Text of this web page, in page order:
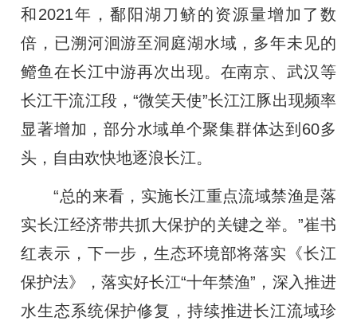
和2021年，鄱阳湖刀鲚的资源量增加了数
倍，已溯河洄游至洞庭湖水域，多年未见的
鳤鱼在长江中游再次出现。在南京、武汉等
长江干流江段，“微笑天使”长江江豚出现频率
显著增加，部分水域单个聚集群体达到60多
头，自由欢快地逐浪长江。
“总的来看，实施长江重点流域禁渔是落
实长江经济带共抓大保护的关键之举。”崔书
红表示，下一步，生态环境部将落实《长江
保护法》，落实好长江“十年禁渔”，深入推进
水生态系统保护修复，持续推进长江流域珍